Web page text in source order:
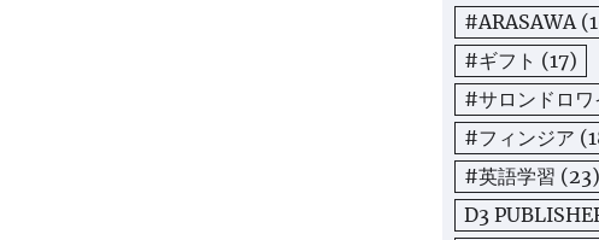
#ARASAWA
#ギフト (17)
#サロンドロワ
#フィンジア
#英語学習 (23)
D3